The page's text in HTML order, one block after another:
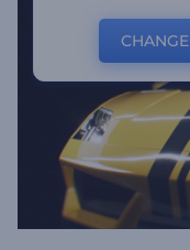
CHANGE